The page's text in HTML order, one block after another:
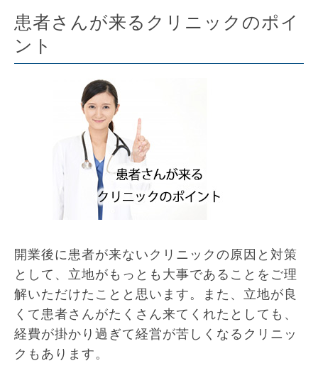
患者さんが来るクリニックのポイ
ント
開業後に患者が来ないクリニックの原因と対策
として、立地がもっとも大事であることをご理
解いただけたことと思います。また、立地が良
くて患者さんがたくさん来てくれたとしても、
経費が掛かり過ぎて経営が苦しくなるクリニッ
クもあります。